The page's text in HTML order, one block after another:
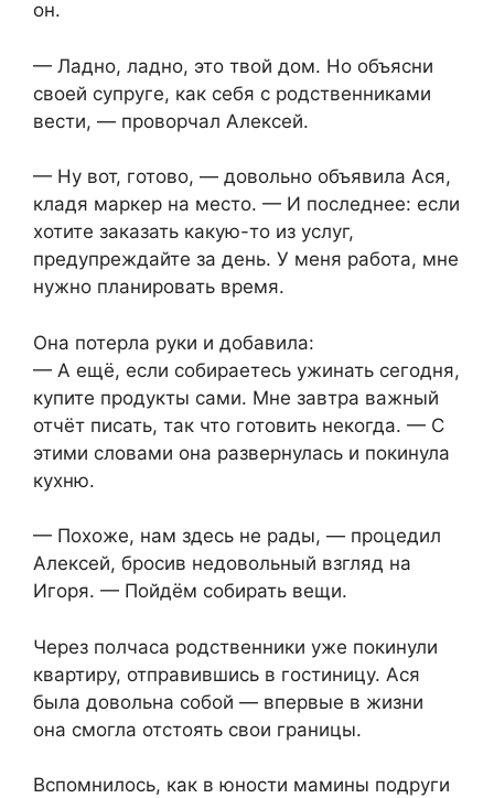
он.
— Ладно, ладно, это твой дом. Но объясни
своей супруге, как себя с родственниками
вести, — проворчал Алексей.
— Ну вот, готово, — довольно объявила Ася,
кладя маркер на место. — И последнее: если
хотите заказать какую-то из услуг,
предупреждайте за день. У меня работа, мне
нужно планировать время.
Она потерла руки и добавила:
— А ещё, если собираетесь ужинать сегодня,
купите продукты сами. Мне завтра важный
отчёт писать, так что готовить некогда. — С
этими словами она развернулась и покинула
кухню.
— Похоже, нам здесь не рады, — процедил
Алексей, бросив недовольный взгляд на
Игоря. — Пойдём собирать вещи.
Через полчаса родственники уже покинули
квартиру, отправившись в гостиницу. Ася
была довольна собой — впервые в жизни
она смогла отстоять свои границы.
Вспомнилось, как в юности мамины подруги